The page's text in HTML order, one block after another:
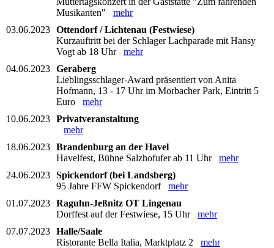
Musikanten" mehr
03.06.2023 Ottendorf / Lichtenau (Festwiese)
Kurzauftritt bei der Schlager Lachparade mit Hansy
Vogt ab 18 Uhr mehr
04.06.2023 Geraberg
Lieblingsschlager-Award präsentiert von Anita
Hofmann, 13 - 17 Uhr im Morbacher Park, Eintritt 5
Euro mehr
10.06.2023 Privatveranstaltung
mehr
18.06.2023 Brandenburg an der Havel
Havelfest, Bühne Salzhofufer ab 11 Uhr mehr
24.06.2023 Spickendorf (bei Landsberg)
95 Jahre FFW Spickendorf mehr
01.07.2023 Raguhn-Jeßnitz OT Lingenau
Dorffest auf der Festwiese, 15 Uhr mehr
07.07.2023 Halle/Saale
Ristorante Bella Italia, Marktplatz 2 mehr